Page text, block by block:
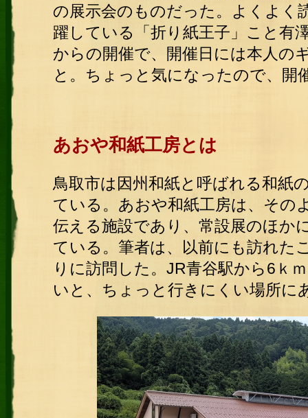
の展示会のものだった。よくよく
躍している「折り紙王子」こと有
からの開催で、開催日には本人の
と。ちょっと気になったので、開
あおや和紙工房とは
鳥取市は因州和紙と呼ばれる和紙
ている。あおや和紙工房は、その
伝える施設であり、常設展のほか
ている。筆者は、以前にも訪れた
りに訪問した。JR青谷駅から6ｋ
いと、ちょっと行きにくい場所に